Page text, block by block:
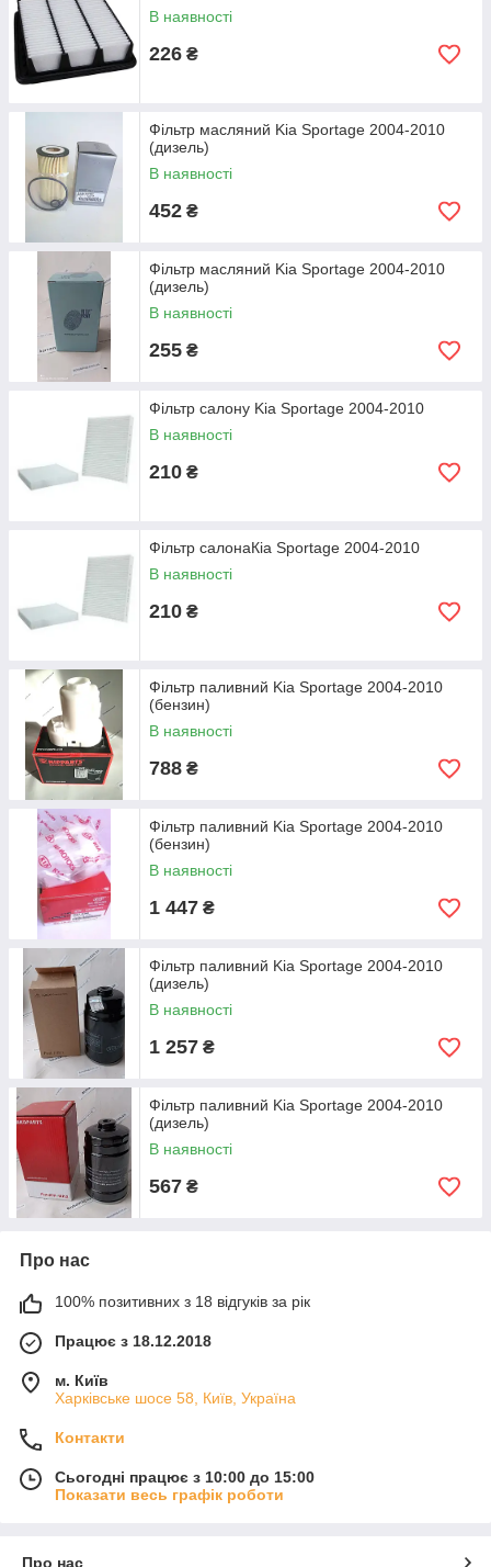
В наявності
226 ₴
Фільтр масляний Kia Sportage 2004-2010
(дизель)
В наявності
452 ₴
Фільтр масляний Kia Sportage 2004-2010
(дизель)
В наявності
255 ₴
Фільтр салону Kia Sportage 2004-2010
В наявності
210 ₴
Фільтр салонаКіа Sportage 2004-2010
В наявності
210 ₴
Фільтр паливний Kia Sportage 2004-2010
(бензин)
В наявності
788 ₴
Фільтр паливний Kia Sportage 2004-2010
(бензин)
В наявності
1 447 ₴
Фільтр паливний Kia Sportage 2004-2010
(дизель)
В наявності
1 257 ₴
Фільтр паливний Kia Sportage 2004-2010
(дизель)
В наявності
567 ₴
Про нас
100% позитивних з 18 відгуків за рік
Працює з 18.12.2018
м. Київ
Харківське шосе 58, Київ, Україна
Контакти
Сьогодні працює з 10:00 до 15:00
Показати весь графік роботи
Про нас